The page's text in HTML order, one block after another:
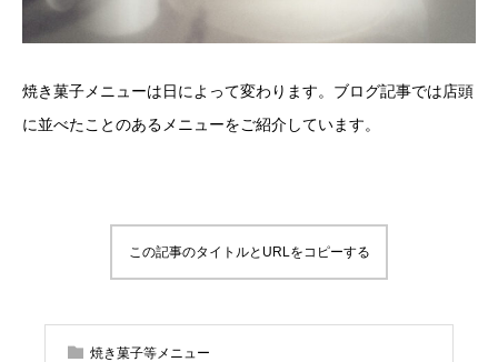
焼き菓子メニューは日によって変わります。ブログ記事では店頭
に並べたことのあるメニューをご紹介しています。
この記事のタイトルとURLをコピーする
焼き菓子等メニュー